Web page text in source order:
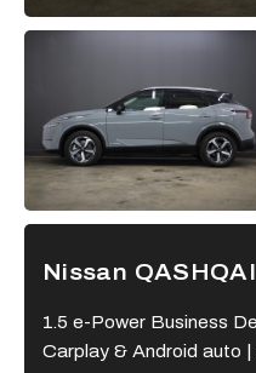
Kamperzeedijk 87-89
8281 PC Genemuiden
Openingstijden
Za
9:00 - 17:00
Openingstijden
Nissan QASHQAI
1.5 e-Power Business
Carplay & Android auto